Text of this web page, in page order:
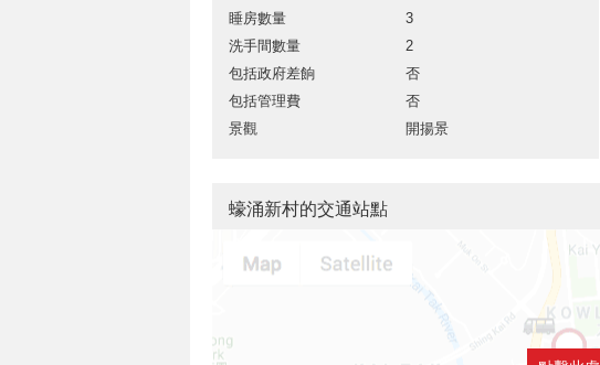
睡房數量
3
洗手間數量
2
包括政府差餉
否
包括管理費
否
景觀
開揚景
蠔涌新村的交通站點